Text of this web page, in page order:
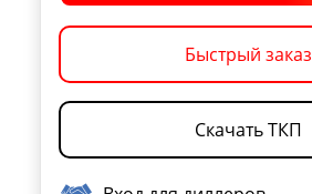
Быстрый заказ
Скачать ТКП